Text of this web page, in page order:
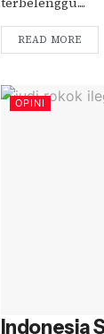
READ MORE
OPINI
Indonesia